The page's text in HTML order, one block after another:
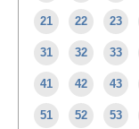
21 22 23
31 32 33
41 42 43
51 52 53